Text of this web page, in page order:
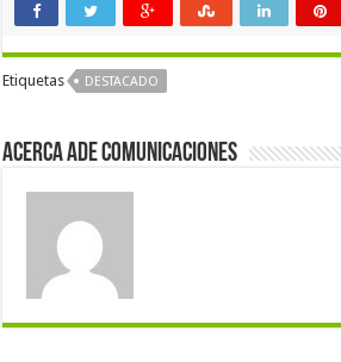
Etiquetas DESTACADO
Acerca Ade Comunicaciones